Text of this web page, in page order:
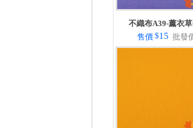
不織布A39-薰衣
售價 $15 批發